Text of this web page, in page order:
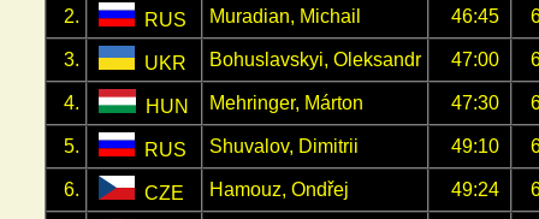
2. RUS Muradian, Michail 46:45
3. UKR Bohuslavskyi, Oleksandr 47:00
4. HUN Mehringer, Márton 47:30
5. RUS Shuvalov, Dimitrii 49:10
6. CZE Hamouz, Ondřej 49:24